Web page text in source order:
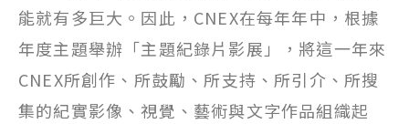
能就有多巨大。因此，CNEX在每年年中，根據
年度主題舉辦「主題紀錄片影展」，將這一年來
CNEX所創作、所鼓勵、所支持、所引介、所搜
集的紀實影像、視覺、藝術與文字作品組織起